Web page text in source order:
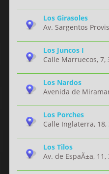
Los Girasoles
Av. Sargentos
Los Juncos I
Calle Marruecos, 7,
Los Nardos
Avenida de
Los Porches
Calle Inglaterra, 18,
Los Tilos
Av. de EspaÃ±a, 11,